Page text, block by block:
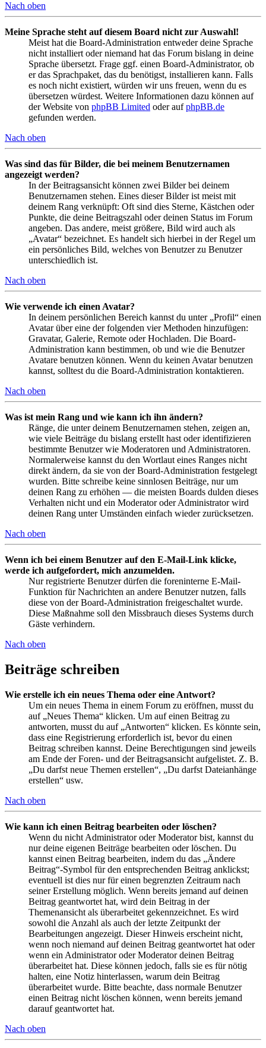
Nach oben
Meine Sprache steht auf diesem Board nicht zur Auswahl!
Meist hat die Board-Administration entweder deine Sprache
nicht installiert oder niemand hat das Forum bislang in deine
Sprache übersetzt. Frage ggf. einen Board-Administrator, ob
er das Sprachpaket, das du benötigst, installieren kann. Falls
es noch nicht existiert, würden wir uns freuen, wenn du es
übersetzen würdest. Weitere Informationen dazu können auf
der Website von phpBB Limited oder aufphpBB.de
gefunden werden.
Nach oben
Was sind das für Bilder, die bei meinem Benutzernamen
angezeigt werden?
In der Beitragsansicht können zwei Bilder bei deinem
Benutzernamen stehen. Eines dieser Bilder ist meist mit
deinem Rang verknüpft: Oft sind dies Sterne, Kästchen oder
Punkte, die deine Beitragszahl oder deinen Status im Forum
angeben. Das andere, meist größere, Bild wird auch als
„Avatar“ bezeichnet. Es handelt sich hierbei in der Regel um
ein persönliches Bild, welches von Benutzer zu Benutzer
unterschiedlich ist.
Nach oben
Wie verwende ich einen Avatar?
In deinem persönlichen Bereich kannst du unter „Profil“ einen
Avatar über eine der folgenden vier Methoden hinzufügen:
Gravatar, Galerie, Remote oder Hochladen. Die Board-
Administration kann bestimmen, ob und wie die Benutzer
Avatare benutzen können. Wenn du keinen Avatar benutzen
kannst, solltest du die Board-Administration kontaktieren.
Nach oben
Was ist mein Rang und wie kann ich ihn ändern?
Ränge, die unter deinem Benutzernamen stehen, zeigen an,
wie viele Beiträge du bislang erstellt hast oder identifizieren
bestimmte Benutzer wie Moderatoren und Administratoren.
Normalerweise kannst du den Wortlaut eines Ranges nicht
direkt ändern, da sie von der Board-Administration festgelegt
wurden. Bitte schreibe keine sinnlosen Beiträge, nur um
deinen Rang zu erhöhen — die meisten Boards dulden dieses
Verhalten nicht und ein Moderator oder Administrator wird
deinen Rang unter Umständen einfach wieder zurücksetzen.
Nach oben
Wenn ich bei einem Benutzer auf den E-Mail-Link klicke,
werde ich aufgefordert, mich anzumelden.
Nur registrierte Benutzer dürfen die foreninterne E-Mail-
Funktion für Nachrichten an andere Benutzer nutzen, falls
diese von der Board-Administration freigeschaltet wurde.
Diese Maßnahme soll den Missbrauch dieses Systems durch
Gäste verhindern.
Nach oben
Beiträge schreiben
Wie erstelle ich ein neues Thema oder eine Antwort?
Um ein neues Thema in einem Forum zu eröffnen, musst du
auf „Neues Thema“ klicken. Um auf einen Beitrag zu
antworten, musst du auf „Antworten“ klicken. Es könnte sein,
dass eine Registrierung erforderlich ist, bevor du einen
Beitrag schreiben kannst. Deine Berechtigungen sind jeweils
am Ende der Foren- und der Beitragsansicht aufgelistet. Z. B.
„Du darfst neue Themen erstellen“, „Du darfst Dateianhänge
erstellen“ usw.
Nach oben
Wie kann ich einen Beitrag bearbeiten oder löschen?
Wenn du nicht Administrator oder Moderator bist, kannst du
nur deine eigenen Beiträge bearbeiten oder löschen. Du
kannst einen Beitrag bearbeiten, indem du das „Ändere
Beitrag“-Symbol für den entsprechenden Beitrag anklickst;
eventuell ist dies nur für einen begrenzten Zeitraum nach
seiner Erstellung möglich. Wenn bereits jemand auf deinen
Beitrag geantwortet hat, wird dein Beitrag in der
Themenansicht als überarbeitet gekennzeichnet. Es wird
sowohl die Anzahl als auch der letzte Zeitpunkt der
Bearbeitungen angezeigt. Dieser Hinweis erscheint nicht,
wenn noch niemand auf deinen Beitrag geantwortet hat oder
wenn ein Administrator oder Moderator deinen Beitrag
überarbeitet hat. Diese können jedoch, falls sie es für nötig
halten, eine Notiz hinterlassen, warum dein Beitrag
überarbeitet wurde. Bitte beachte, dass normale Benutzer
einen Beitrag nicht löschen können, wenn bereits jemand
darauf geantwortet hat.
Nach oben